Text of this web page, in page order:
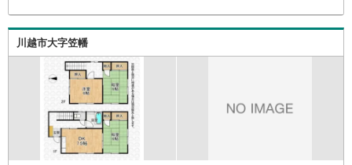
川越市大字笠幡